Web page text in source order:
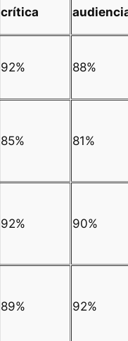
crítica
92% 88%
85% 81%
92% 90%
89% 92%